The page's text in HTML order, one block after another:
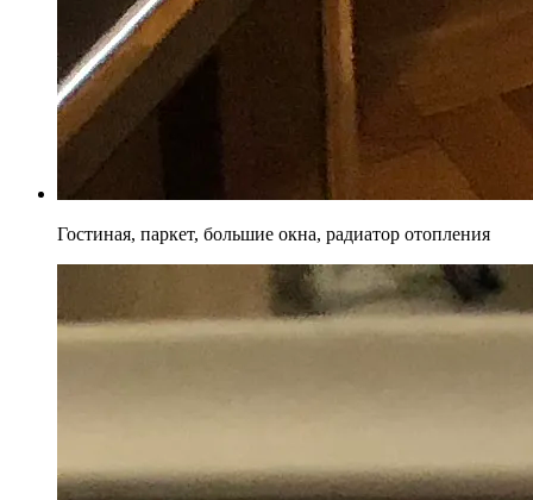
Гостиная, паркет, большие окна, радиатор отопления